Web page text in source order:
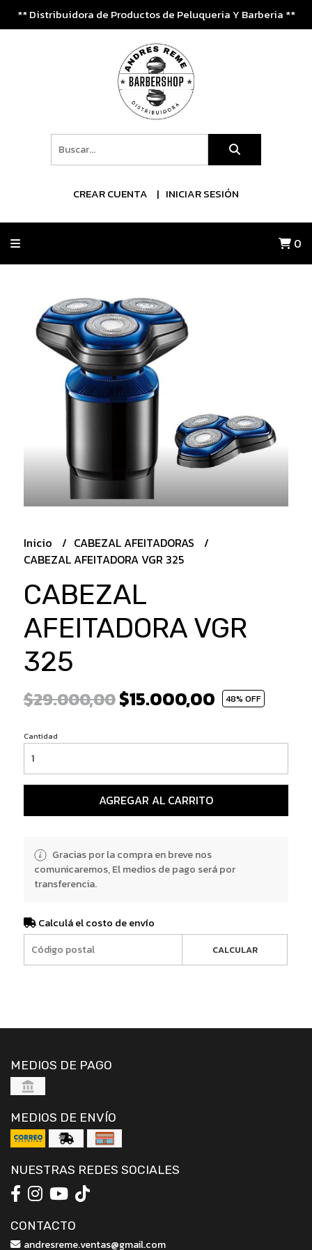
** Distribuidora de Productos de Peluqueria Y Barberia **
CREAR CUENTA INICIAR SESIÓN
0
Inicio
CABEZAL AFEITADORAS
CABEZAL AFEITADORA VGR 325
CABEZAL
AFEITADORA VGR
325
$29.000,00$15.000,00 48% OFF
Cantidad
AGREGAR AL CARRITO
Gracias por la compra en breve nos
comunicaremos, El medios de pago será por
transferencia.
Calculá el costo de envío
CALCULAR
MEDIOS DE PAGO
MEDIOS DE ENVÍO
NUESTRAS REDES SOCIALES
CONTACTO
andresreme.ventas@gmail.com